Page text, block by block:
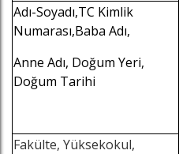
Adı-Soyadı,TC Kimlik
Numarası,Baba Adı,
Anne Adı, Doğum Yeri,
Doğum Tarihi
Fakülte, Yüksekokul,